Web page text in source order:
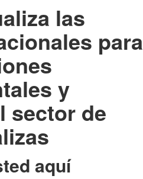
las
para
y
sector de
aquí